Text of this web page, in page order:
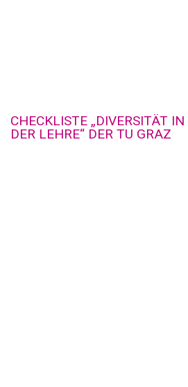
CHECKLISTE „DIVERSITÄT IN
DER LEHRE“ DER TU GRAZ